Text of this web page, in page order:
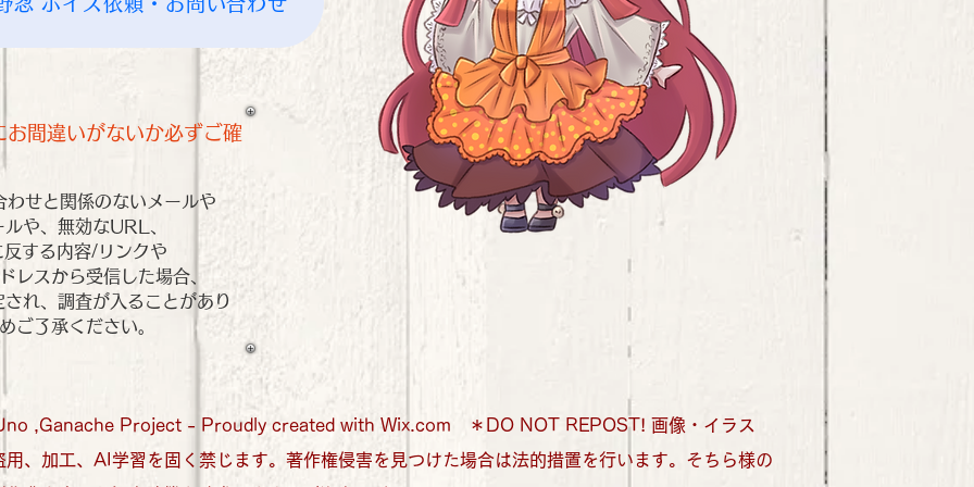
お間違いがないか必ずご確
わせと関係のないメールや
や、無効なURL、
する内容/リンクや
レスから受信した場合、
れ、調査が入ることがあり
ご了承ください。
,Ganache Project - Proudly created with Wix.com ＊DO NOT REPOST! 画像・イラス
、加工、AI学習を固く禁じます。著作権侵害を見つけた場合は法的措置を行います。そちら様の